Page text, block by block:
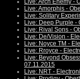
Live: Arch Enemy -
Live: Amorphis -
Live: Solitary
Live: Deep Purple -
Live: Rival Sons -
Live: De/Vision -
Live: Noyce TM -
Live: Rroyce -
Live: Beyond
07.11.2015
Live: NRT -